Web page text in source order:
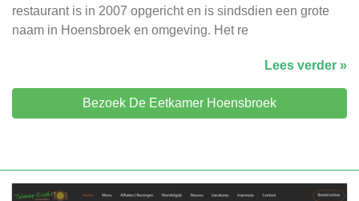
restaurant is in 2007 opgericht en is sindsdien een grote
naam in Hoensbroek en omgeving. Het re
Lees verder »
Bezoek De Eetkamer Hoensbroek